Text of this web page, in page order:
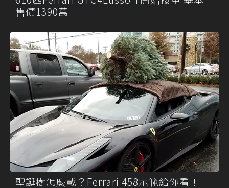
售價1390萬
聖誕樹怎麼載？Ferrari 458示範給你看！